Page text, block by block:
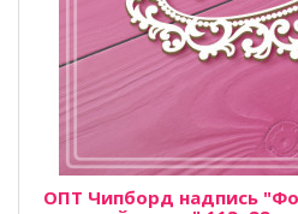
ОПТ Чипборд надпись